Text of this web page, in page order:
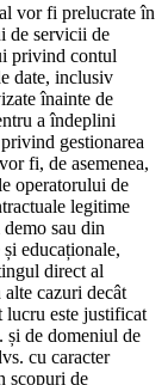
vor fi prelucrate în
de servicii de
privind contul
date, inclusiv
înainte de
a îndeplini
gestionarea
fi, de asemenea,
operatorului de
legitime
sau din
educaționale,
direct al
cazuri decât
lucru este justificat
și de domeniul de
cu caracter
scopuri de